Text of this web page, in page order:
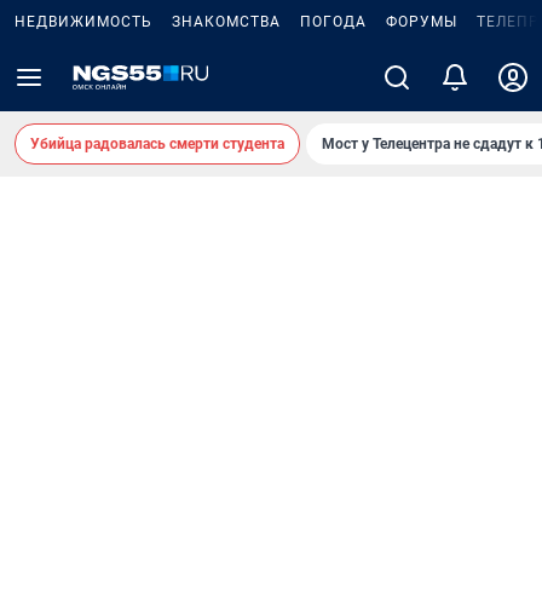
НЕДВИЖИМОСТЬ ЗНАКОМСТВА ПОГОДА ФОРУМЫ
Убийца радовалась смерти студента Мост у Телецентра не сдадут к